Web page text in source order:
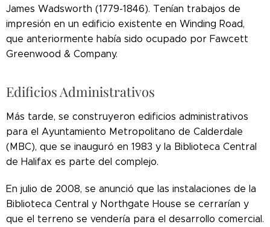
James Wadsworth (1779-1846). Tenían trabajos de
impresión en un edificio existente en Winding Road,
que anteriormente había sido ocupado por Fawcett
Greenwood & Company.
Edificios Administrativos
Más tarde, se construyeron edificios administrativos
para el Ayuntamiento Metropolitano de Calderdale
(MBC), que se inauguró en 1983 y la Biblioteca Central
de Halifax es parte del complejo.
En julio de 2008, se anunció que las instalaciones de la
Biblioteca Central y Northgate House se cerrarían y
que el terreno se vendería para el desarrollo comercial.